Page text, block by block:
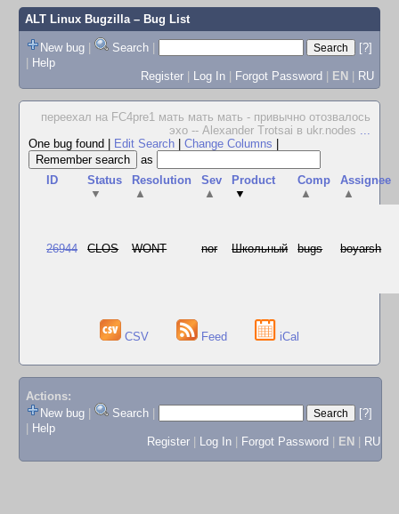
ALT Linux Bugzilla– Bug List
New bug | Search |
[?]
| Help
Register | Log In | Forgot Password | EN | RU
переехал на FC4pre1 мать мать мать - привычно отозвалось
эхо -- Alexander Trotsai в ukr.nodes ...
One bug found
Edit Search Change Columns
as
ID
Status
▼
Resolution
▲
Sev
▲
Product
▼
Comp
▲
Assignee
▲
26944 CLOS WONT nor Школьный bugs boyarsh
CSV Feed iCal
Actions:
New bug
Search
[?]
Help
Register
Log In Forgot Password EN RU